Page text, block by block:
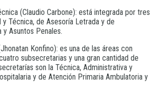
(Claudio Carbone): está integrada por tres
Técnica, de Asesoría Letrada y de
Asuntos Penales.
Konfino): es una de las áreas con
subsecretarias y una gran cantidad de
son la Técnica, Administrativa y
y de Atención Primaria Ambulatoria y